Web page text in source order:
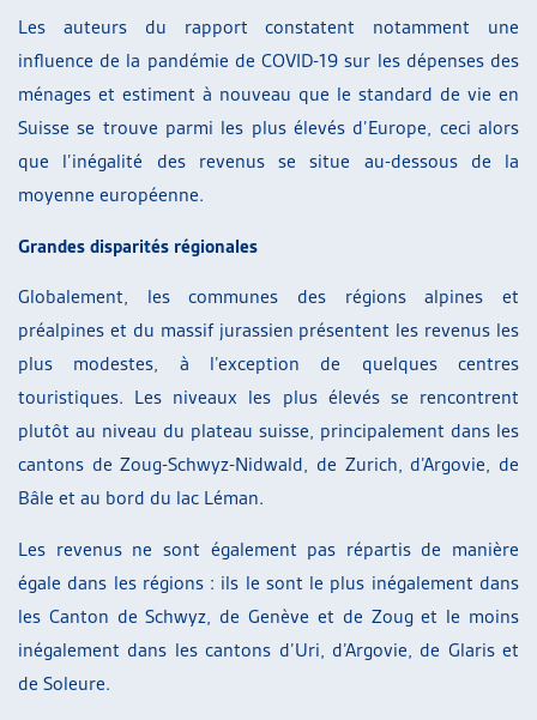
Les auteurs du rapport constatent notamment une
influence de la pandémie de COVID-19 sur les dépenses des
ménages et estiment à nouveau que le standard de vie en
Suisse se trouve parmi les plus élevés d’Europe, ceci alors
que l’inégalité des revenus se situe au-dessous de la
moyenne européenne.
Grandes disparités régionales
Globalement, les communes des régions alpines et
préalpines et du massif jurassien présentent les revenus les
plus modestes, à l’exception de quelques centres
touristiques. Les niveaux les plus élevés se rencontrent
plutôt au niveau du plateau suisse, principalement dans les
cantons de Zoug-Schwyz-Nidwald, de Zurich, d’Argovie, de
Bâle et au bord du lac Léman.
Les revenus ne sont également pas répartis de manière
égale dans les régions : ils le sont le plus inégalement dans
les Canton de Schwyz, de Genève et de Zoug et le moins
inégalement dans les cantons d’Uri, d’Argovie, de Glaris et
de Soleure.